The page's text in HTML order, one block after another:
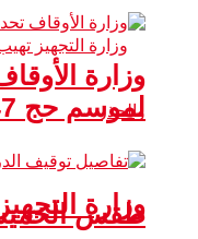
وزارة
لموسم حج 1447هـ
طقس